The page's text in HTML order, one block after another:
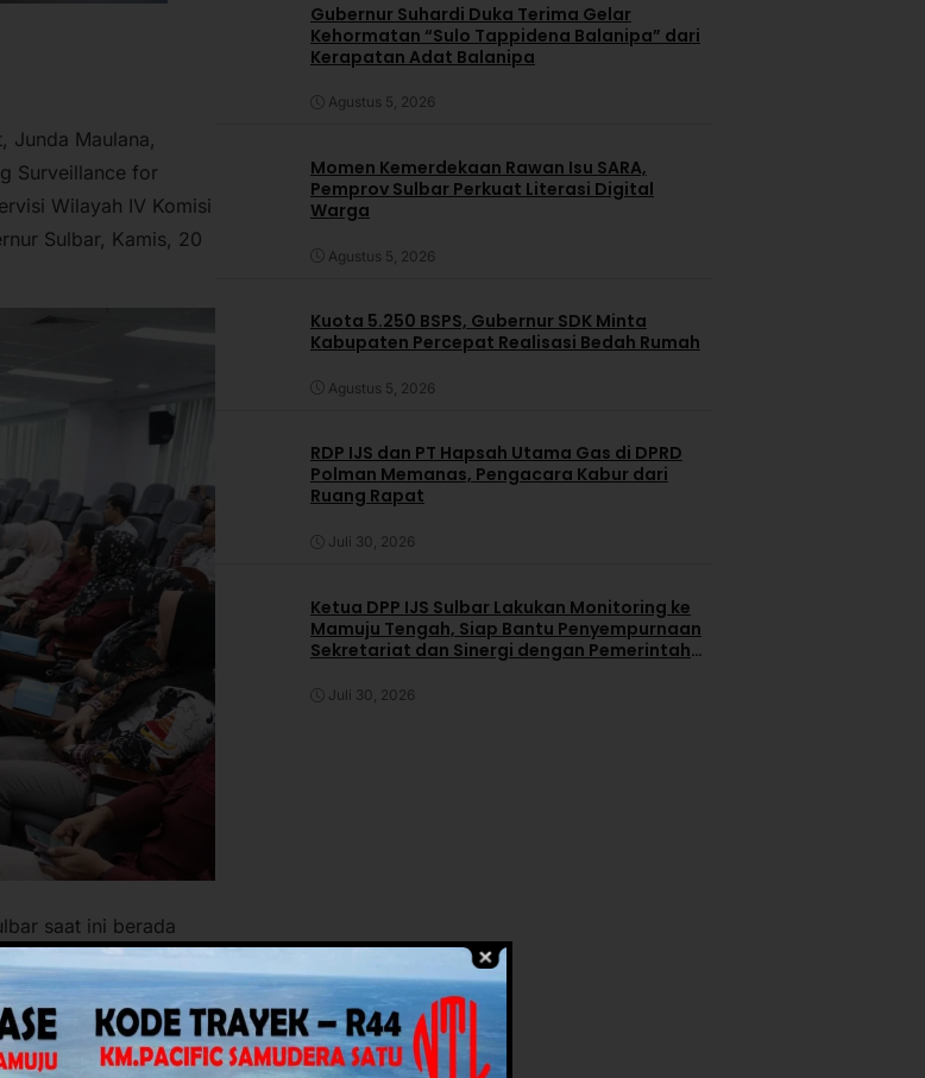
Junda Maulana,
Surveillance for
Wilayah IV Komisi
Sulbar, Kamis, 20
saat ini berada
Sulbar, Suhardi
oleh Pemprov
Gubernur Suhardi Duka Terima Gelar
Kehormatan “Sulo Tappidena Balanipa” dari
Kerapatan Adat Balanipa
Agustus 5, 2026
Momen Kemerdekaan Rawan Isu SARA,
Pemprov Sulbar Perkuat Literasi Digital
Warga
Agustus 5, 2026
Kuota 5.250 BSPS, Gubernur SDK Minta
Kabupaten Percepat Realisasi Bedah Rumah
Agustus 5, 2026
RDP IJS dan PT Hapsah Utama Gas di DPRD
Polman Memanas, Pengacara Kabur dari
Ruang Rapat
Juli 30, 2026
Ketua DPP IJS Sulbar Lakukan Monitoring ke
Mamuju Tengah, Siap Bantu Penyempurnaan
Sekretariat dan Sinergi dengan Pemerintah
Juli 30, 2026